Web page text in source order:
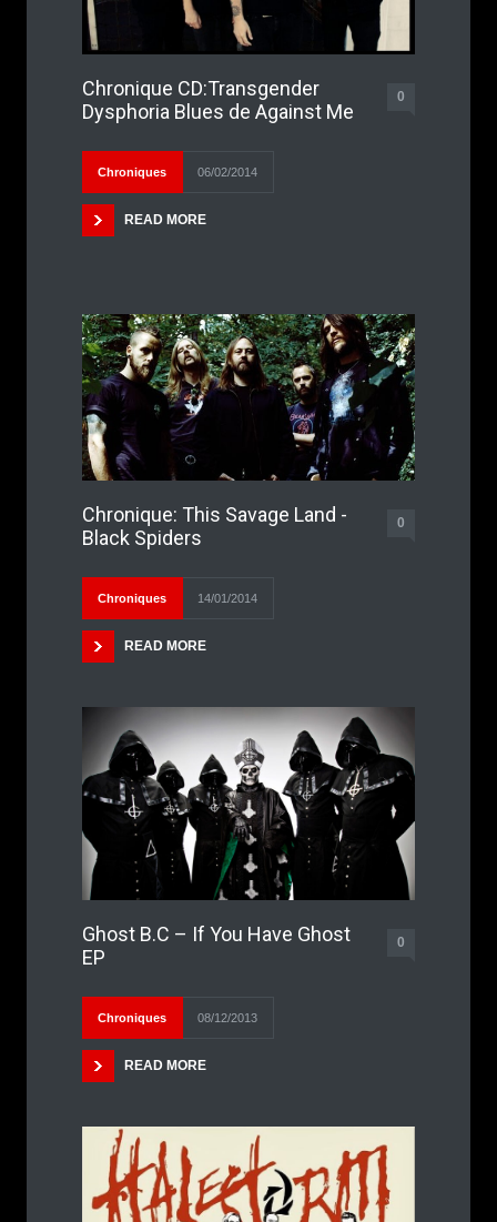
Chronique CD:Transgender
Dysphoria Blues de Against Me
0
Chroniques 06/02/2014
READ MORE
Chronique: This Savage Land -
Black Spiders
0
Chroniques 14/01/2014
READ MORE
Ghost B.C – If You Have Ghost
EP
0
Chroniques 08/12/2013
READ MORE